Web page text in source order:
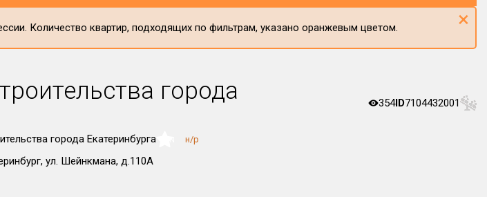
Количество квартир, подходящих по фильтрам, указано оранжевым цветом. ×
города
354ID7104432001
города Екатеринбурга н/р
ул. Шейнкмана, д.110А